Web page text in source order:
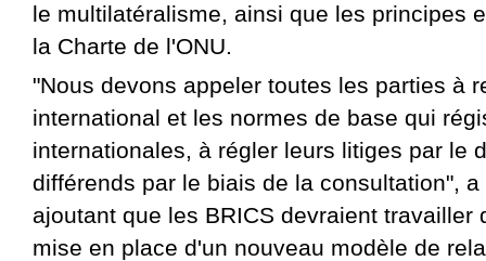
le multilatéralisme, ainsi que les principes
la Charte de l'ONU.
"Nous devons appeler toutes les parties à
international et les normes de base qui
internationales, à régler leurs litiges par le
différends par le biais de la consultation",
ajoutant que les BRICS devraient travailler
mise en place d'un nouveau modèle de